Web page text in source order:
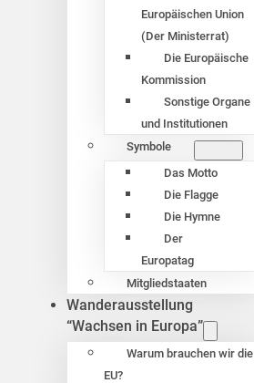
Europäischen Union
(Der Ministerrat)
Die Europäische
Kommission
Sonstige Organe
und Institutionen
Symbole
Das Motto
Die Flagge
Die Hymne
Der
Europatag
Mitgliedstaaten
Wanderausstellung
“Wachsen in Europa”
Warum brauchen wir die
EU?